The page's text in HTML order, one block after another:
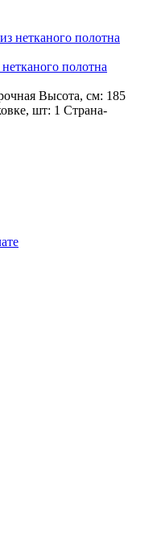
полотна
Высота, см: 185
шт: 1 Страна-